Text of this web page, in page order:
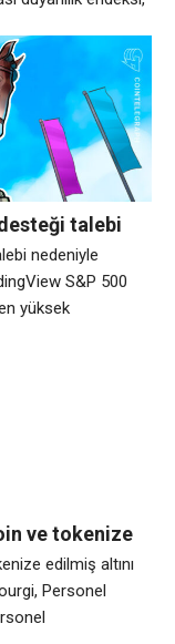
aydan fazla bir
Kripto
100 üzerinden
talebi
nedeniyle
S&P 500
yüksek
ve tokenize
edilmiş altını
Personel